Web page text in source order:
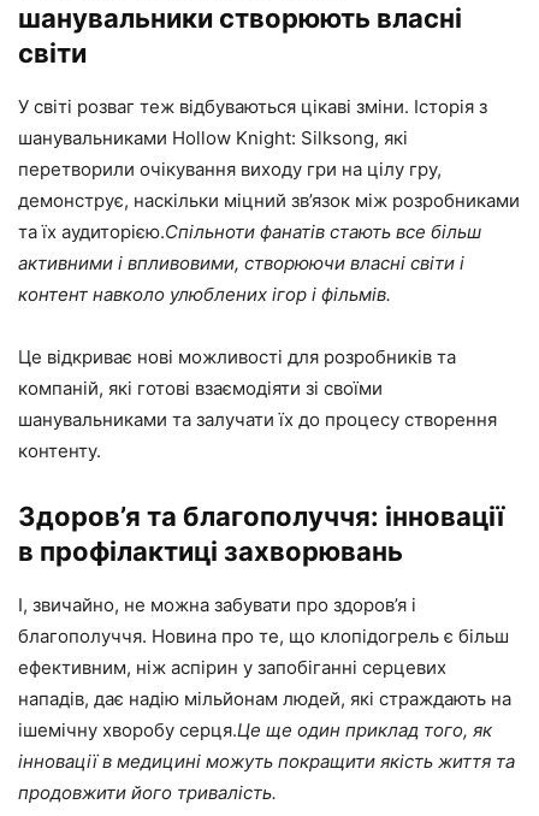
шанувальники створюють власні
світи
У світі розваг теж відбуваються цікаві зміни. Історія з
шанувальниками Hollow Knight: Silksong, які
перетворили очікування виходу гри на цілу гру,
демонструє, наскільки міцний зв’язок між розробниками
та їх аудиторією.Спільноти фанатів стають все більш
активними і впливовими, створюючи власні світи і
контент навколо улюблених ігор і фільмів.
Це відкриває нові можливості для розробників та
компаній, які готові взаємодіяти зі своїми
шанувальниками та залучати їх до процесу створення
контенту.
Здоров’я та благополуччя: інновації
в профілактиці захворювань
І, звичайно, не можна забувати про здоров’я і
благополуччя. Новина про те, що клопідогрель є більш
ефективним, ніж аспірин у запобіганні серцевих
нападів, дає надію мільйонам людей, які страждають на
ішемічну хворобу серця.Це ще один приклад того, як
інновації в медицині можуть покращити якість життя та
продовжити його тривалість.